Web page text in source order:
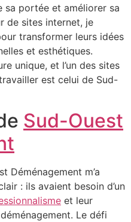
sa portée et améliorer sa
de sites internet, je
transformer leurs idées
et esthétiques.
unique, et l’un des sites
est celui de Sud-
Sud-Ouest
Déménagement m’a
: ils avaient besoin d’un
et leur
Le défi